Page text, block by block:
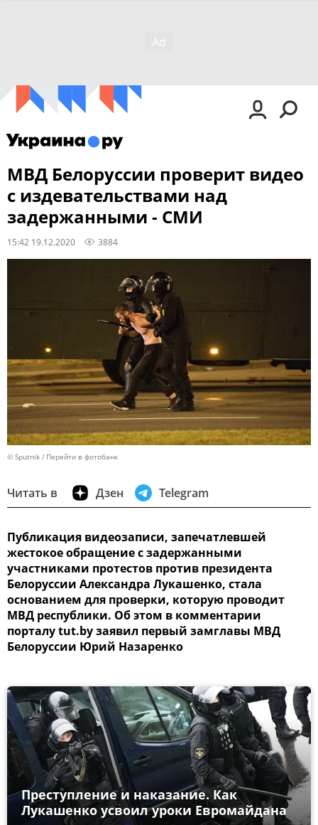
МВД Белоруссии проверит видео
с издевательствами над
задержанными - СМИ
15:42 19.12.2020 3884
© Sputnik Перейти в фотобанк
Читать в Дзен Telegram
Публикация видеозаписи, запечатлевшей
жестокое обращение с задержанными
участниками протестов против президента
Белоруссии Александра Лукашенко, стала
основанием для проверки, которую проводит
МВД республики. Об этом в комментарии
порталу tut.by заявил первый замглавы МВД
Белоруссии Юрий Назаренко
Преступление и наказание. Как
Лукашенко усвоил уроки Евромайдана